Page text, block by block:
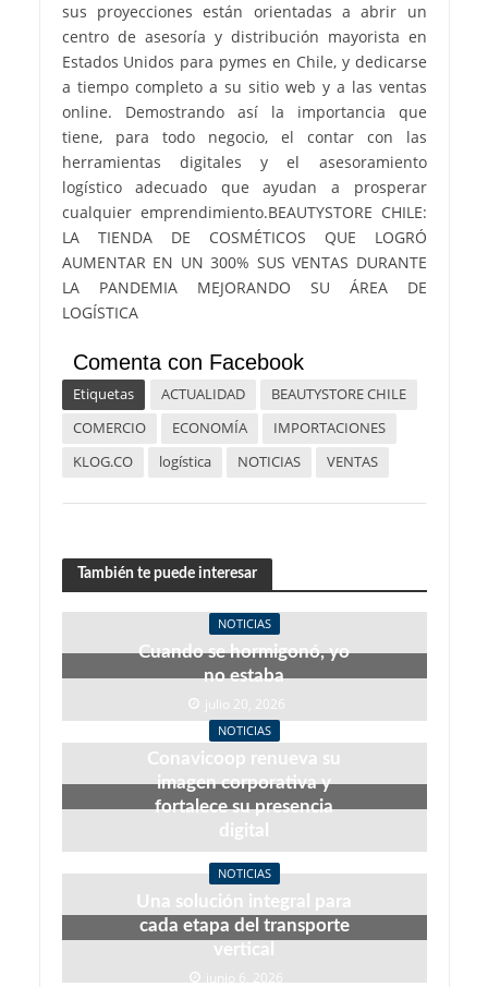
sus proyecciones están orientadas a abrir un
centro de asesoría y distribución mayorista en
Estados Unidos para pymes en Chile, y dedicarse
a tiempo completo a su sitio web y a las ventas
online. Demostrando así la importancia que
tiene, para todo negocio, el contar con las
herramientas digitales y el asesoramiento
logístico adecuado que ayudan a prosperar
cualquier emprendimiento.BEAUTYSTORE CHILE:
LA TIENDA DE COSMÉTICOS QUE LOGRÓ
AUMENTAR EN UN 300% SUS VENTAS DURANTE
LA PANDEMIA MEJORANDO SU ÁREA DE
LOGÍSTICA
Comenta con Facebook
Etiquetas ACTUALIDAD
BEAUTYSTORE CHILE
COMERCIO
ECONOMÍA
IMPORTACIONES
KLOG.CO
logística NOTICIAS VENTAS
También te puede interesar
NOTICIAS
Cuando se hormigonó, yo
no estaba
julio 20, 2026
NOTICIAS
Conavicoop renueva su
imagen corporativa y
fortalece su presencia
digital
NOTICIAS
Una solución integral para
cada etapa del transporte
vertical
junio 6, 2026